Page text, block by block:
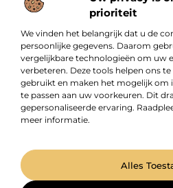
prioriteit
We vinden het belangrijk dat u de
persoonlijke gegevens. Daarom
vergelijkbare technologieën om uw
verbeteren. Deze tools helpen ons
gebruikt en maken het mogelijk om
te passen aan uw voorkeuren. Dit
gepersonaliseerde ervaring.
meer informatie.
Alles
Bericht categorie
Digitalk.nl – Ontdek,
@2025 All Right Reserved.